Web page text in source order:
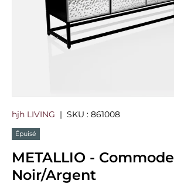
hjh LIVING | SKU : 861008
Épuisé
METALLIO - Commode
Noir/Argent